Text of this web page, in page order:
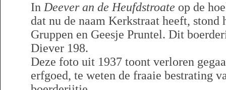
In Deever an de Heufdstroate op de
dat nu de naam Kerkstraat heeft,
Gruppen en Geesje Pruntel. Dit
Diever 198.
Deze foto uit 1937 toont verloren
erfgoed, te weten de fraaie bestrating